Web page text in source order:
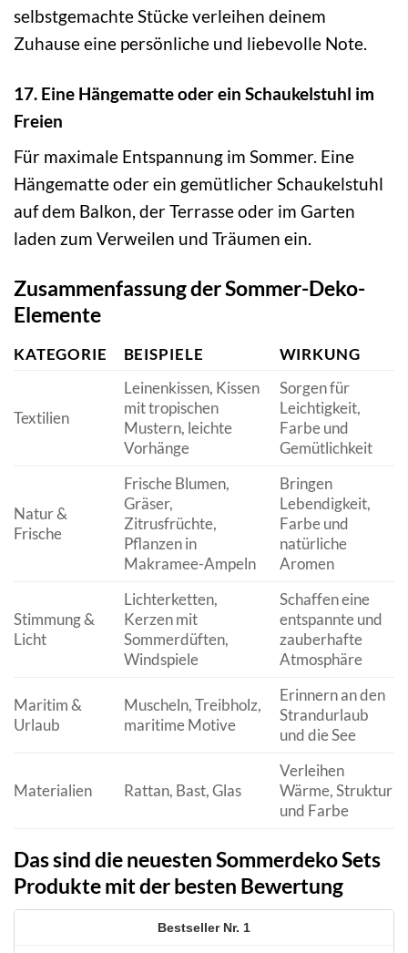
selbstgemachte Stücke verleihen deinem
Zuhause eine persönliche und liebevolle Note.
17. Eine Hängematte oder ein Schaukelstuhl im
Freien
Für maximale Entspannung im Sommer. Eine
Hängematte oder ein gemütlicher Schaukelstuhl
auf dem Balkon, der Terrasse oder im Garten
laden zum Verweilen und Träumen ein.
Zusammenfassung der Sommer-Deko-
Elemente
KATEGORIE BEISPIELE WIRKUNG
Textilien
Leinenkissen, Kissen
mit tropischen
Mustern, leichte
Vorhänge
Sorgen für
Leichtigkeit,
Farbe und
Gemütlichkeit
Natur &
Frische
Frische Blumen,
Gräser,
Zitrusfrüchte,
Pflanzen in
Makramee-Ampeln
Bringen
Lebendigkeit,
Farbe und
natürliche
Aromen
Stimmung &
Licht
Lichterketten,
Kerzen mit
Sommerdüften,
Windspiele
Schaffen eine
entspannte und
zauberhafte
Atmosphäre
Maritim &
Urlaub
Muscheln, Treibholz,
maritime Motive
Erinnern an den
Strandurlaub
und die See
Materialien Rattan, Bast, Glas
Verleihen
Wärme, Struktur
und Farbe
Das sind die neuesten Sommerdeko Sets
Produkte mit der besten Bewertung
1